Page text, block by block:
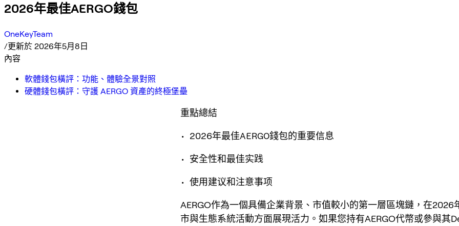
2026年最佳AERGO錢包
OneKeyTeam
/更新於 2026年5月8日
內容
軟體錢包橫評：功能、體驗全景對照
硬體錢包橫評：守護 AERGO 資產的終極堡壘
重點總結
• 2026年最佳AERGO錢包的重要信息
• 安全性和最佳实践
• 使用建议和注意事项
AERGO作為一個具備企業背景、市值較小的第一層區塊鏈，在2026
市與生態系統活動方面展現活力。如果您持有AERGO代幣或參與其